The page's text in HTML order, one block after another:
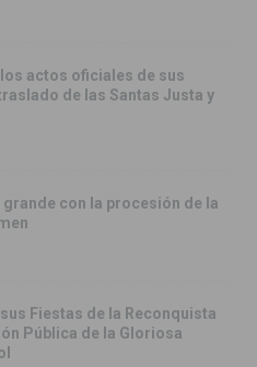
actos oficiales de sus
de las Santas Justa y
grande con la procesión de la
Fiestas de la Reconquista
Pública de la Gloriosa